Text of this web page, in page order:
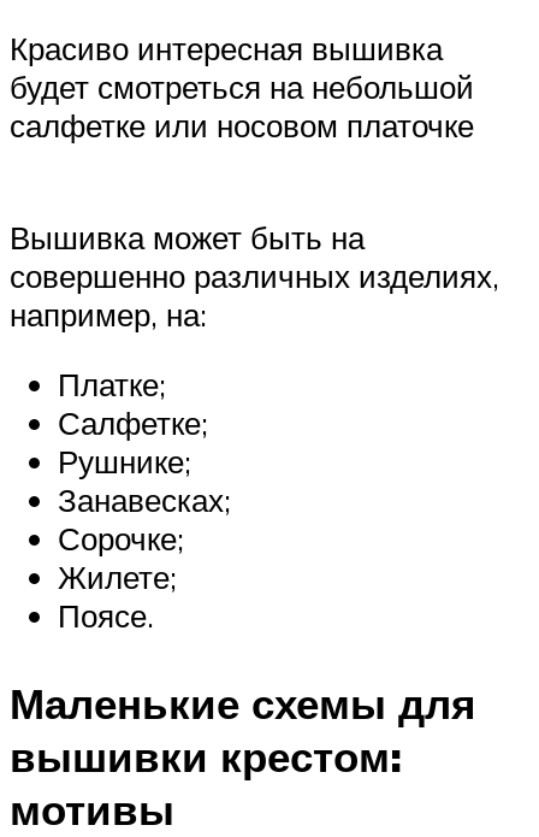
Красиво интересная вышивка
будет смотреться на небольшой
салфетке или носовом платочке
Вышивка может быть на
совершенно различных изделиях,
например, на:
Платке;
Салфетке;
Рушнике;
Занавесках;
Сорочке;
Жилете;
Поясе.
Маленькие схемы для
вышивки крестом:
мотивы